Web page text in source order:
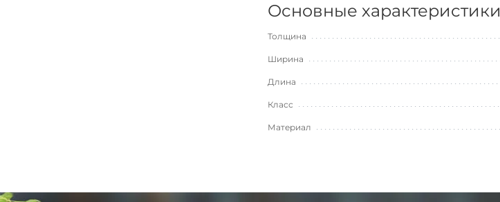
Основные характеристики
Толщина
Ширина
Длина
Класс
Материал